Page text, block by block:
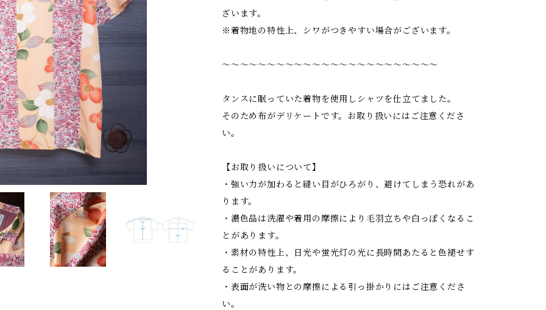
ざいます。
※着物地の特性上、シワがつきやすい場合がございます。
〜〜〜〜〜〜〜〜〜〜〜〜〜〜〜〜〜〜〜〜〜〜〜〜
タンスに眠っていた着物を使用しシャツを仕立てました。
そのため布がデリケートです。お取り扱いにはご注意くださ
い。
【お取り扱いについて】
・強い力が加わると縫い目がひろがり、避けてしまう恐れがあ
ります。
・濃色品は洗濯や着用の摩擦により毛羽立ちや白っぽくなるこ
とがあります。
・素材の特性上、日光や蛍光灯の光に長時間あたると色褪せす
ることがあります。
・表面が洗い物との摩擦による引っ掛かりにはご注意くださ
い。